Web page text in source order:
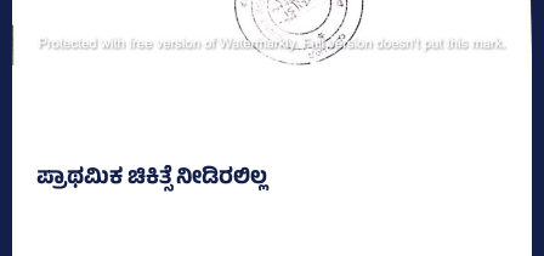
ಪ್ರಾಥಮಿಕ ಚಿಕಿತ್ಸೆ ನೀಡಿರಲಿಲ್ಲ